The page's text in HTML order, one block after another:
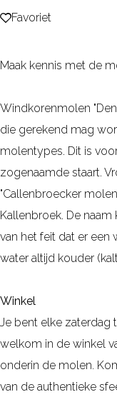
g Favoriet
Favoriet
Maak kennis met de
Windkorenmolen
die gerekend mag
molentypes. Dit is
zogenaamde staart.
"Callenbroecker
Kallenbroek. De
van het feit dat er een
water altijd kouder
Winkel
Je bent elke zaterdag
welkom in de winkel
onderin de molen.
van de authentieke